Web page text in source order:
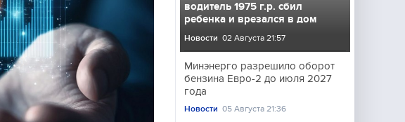
водитель 1975 г.р. сбил
ребенка и врезался в дом
Новости 02 Августа 21:57
Минэнерго разрешило оборот
бензина Евро-2 до июля 2027
года
Новости 05 Августа 21:36